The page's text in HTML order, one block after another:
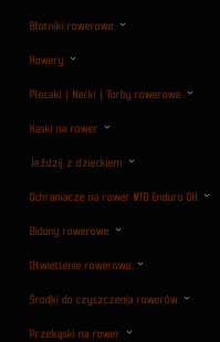
Błotniki rowerowe
Rowery
Plecaki | Nerki | Torby rowerowe
Kaski na rower
Jeździj z dzieckiem
Ochraniacze na rower MTB Enduro DH
Bidony rowerowe
Oświetlenie rowerowe
Środki do czyszczenia rowerów
Przekąski na rower